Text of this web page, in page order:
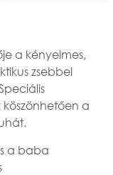
a kényelmes,
zsebbel
a
a baba